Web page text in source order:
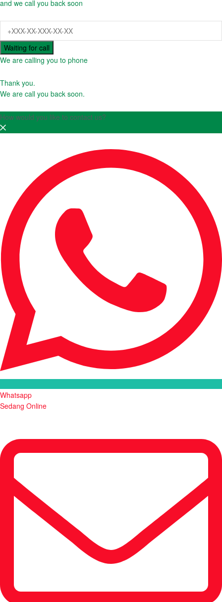
and we call you back soon
Waiting for call
We are calling you to phone
Thank you.
We are call you back soon.
How would you like to contact us?
Whatsapp
Sedang Online